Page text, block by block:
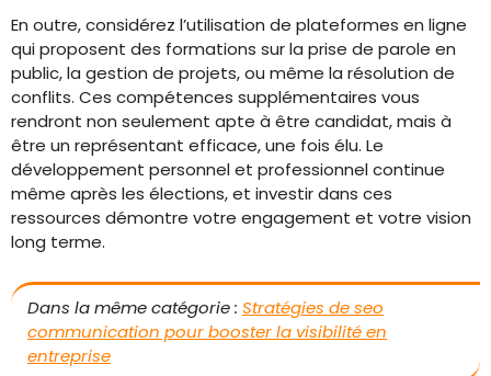
En outre, considérez l’utilisation de plateformes en ligne
qui proposent des formations sur la prise de parole en
public, la gestion de projets, ou même la résolution de
conflits. Ces compétences supplémentaires vous
rendront non seulement apte à être candidat, mais à
être un représentant efficace, une fois élu. Le
développement personnel et professionnel continue
même après les élections, et investir dans ces
ressources démontre votre engagement et votre vision
long terme.
Dans la même catégorie : Stratégies de seo
communication pour booster la visibilité en
entreprise